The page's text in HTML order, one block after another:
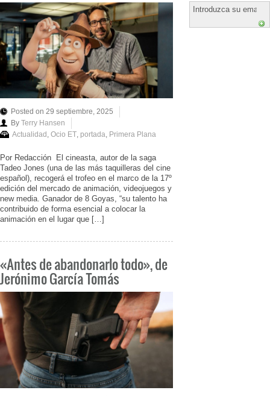
Posted on 29 septiembre, 2025
By Terry Hansen
Actualidad , Ocio ET, portada, Primera Plana
Por Redacción El cineasta, autor de la saga
Tadeo Jones (una de las más taquilleras del cine
español), recogerá el trofeo en el marco de la 17º
edición del mercado de animación, videojuegos y
new media. Ganador de 8 Goyas, “su talento ha
contribuido de forma esencial a colocar la
animación en el lugar que […]
«Antes de abandonarlo todo», de
Jerónimo García Tomás